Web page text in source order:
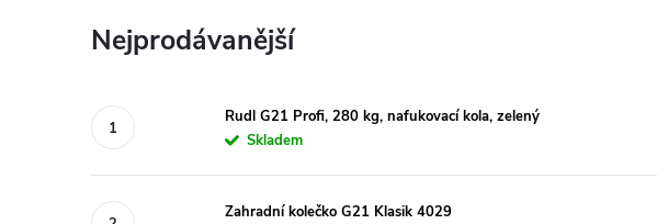
Nejprodávanější
Rudl G21 Profi, 280 kg, nafukovací kola, zelený
Skladem
Zahradní kolečko G21 Klasik 4029